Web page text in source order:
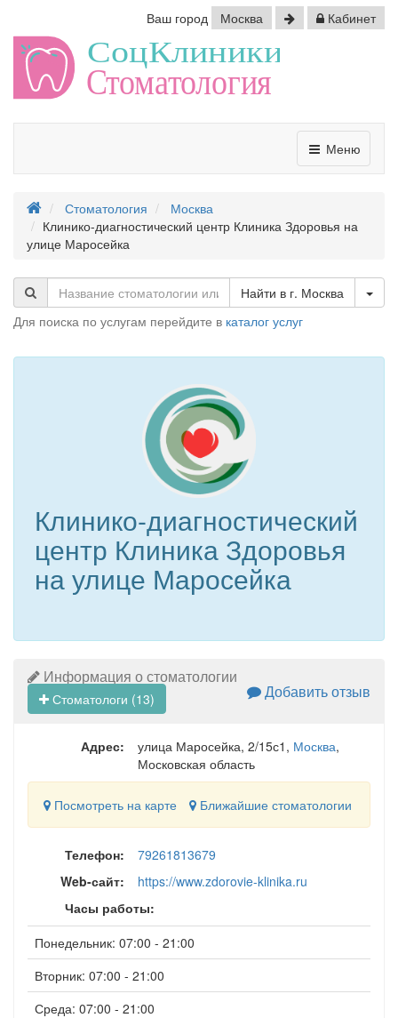
Ваш город Москва Кабинет
Меню
Стоматология
Москва
Клинико-диагностический центр Клиника Здоровья на
улице Маросейка
Найти в г. Москва
Для поиска по услугам перейдите в каталог услуг
Клинико-диагностический
центр Клиника Здоровья
на улице Маросейка
Информация о стоматологии
Стоматологи (13) Добавить отзыв
Адрес: улица Маросейка, 2/15с1 , Москва,
Московская область
Посмотреть на карте Ближайшие стоматологии
Телефон:
79261813679
Web-сайт:
https://www.zdorovie-klinika.ru
Часы работы:
Понедельник: 07:00 - 21:00
Вторник: 07:00 - 21:00
Среда: 07:00 - 21:00